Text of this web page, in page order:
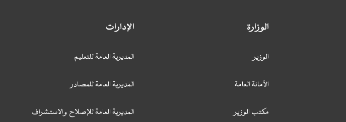
الإدارات
المديرية العامة للتعليم
المديرية العامة للمصادر
المديرية العامة للإصلاح والاستشراف
الوزارة
الوزير
الأمانة العامة
مكتب الوزير